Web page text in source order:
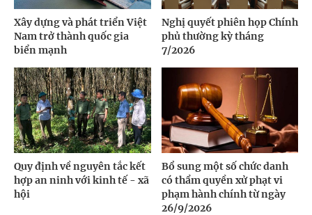
Xây dựng và phát triển Việt
Nam trở thành quốc gia
biển mạnh
Nghị quyết phiên họp Chính
phủ thường kỳ tháng
7/2026
Quy định về nguyên tắc kết
hợp an ninh với kinh tế - xã
hội
Bổ sung một số chức danh
có thẩm quyền xử phạt vi
phạm hành chính từ ngày
26/9/2026